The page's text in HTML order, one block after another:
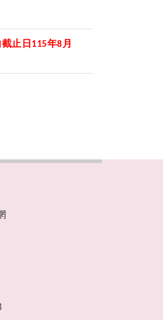
止日 115年8 月